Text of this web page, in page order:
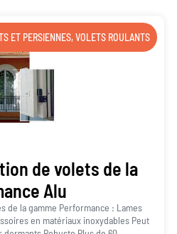
ET PERSIENNES,VOLETS ROULANTS
de volets de la
Alu
de la gamme Performance : Lames
en matériaux inoxydables Peut